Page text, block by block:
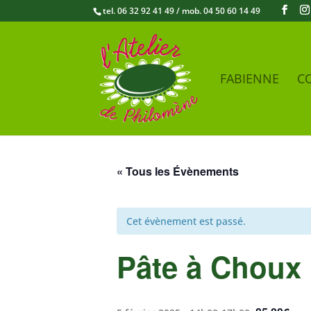
tel. 06 32 92 41 49 / mob. 04 50 60 14 49
FABIENNE
« Tous les Évènements
Cet évènement est passé.
Pâte à Choux